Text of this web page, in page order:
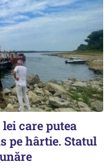
care putea
pe hârtie. Statul